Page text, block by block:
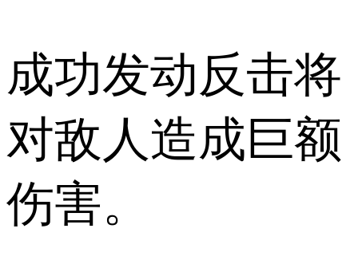
成功发动反击将
对敌人造成巨额
伤害。